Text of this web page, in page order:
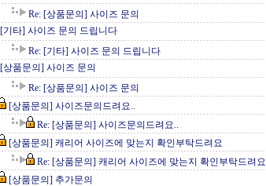
Re: [상품문의] 사이즈 문의
[기타] 사이즈 문의 드립니다
Re: [기타] 사이즈 문의 드립니다
[상품문의] 사이즈 문의
Re: [상품문의] 사이즈 문의
[상품문의] 사이즈문의드려요..
Re: [상품문의] 사이즈문의드려요..
[상품문의] 캐리어 사이즈에 맞는지 확인부탁드려요
Re: [상품문의] 캐리어 사이즈에 맞는지 확인부탁드려요
[상품문의] 추가문의